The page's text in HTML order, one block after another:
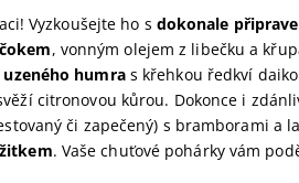
Vyzkoušejte ho s dokonale
, vonným olejem z libečku a
humras křehkou ředkví
citronovou kůrou. Dokonce i
či zapečený) s bramborami a
. Vaše chuťové pohárky vám